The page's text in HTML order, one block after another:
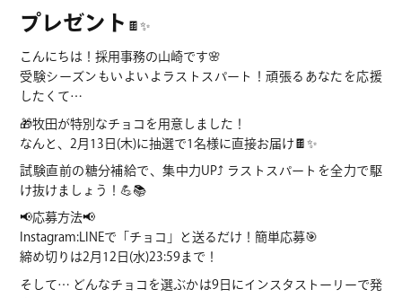
プレゼント 🍫✨
こんにちは！採用事務の山崎です🌸
受験シーズンもいよいよラストスパート！頑張るあなたを応援
したくて…
🎁牧田が特別なチョコを用意しました！
なんと、2月13日(木)に抽選で1名様に直接お届け🍫✨
試験直前の糖分補給で、集中力UP⤴️ ラストスパートを全力で駆
け抜けましょう！💪📚
📢応募方法📢
Instagram:LINEで「チョコ」と送るだけ！簡単応募🎯
締め切りは2月12日(水)23:59まで！
そして… どんなチョコを選ぶかは9日にインスタストーリーで発